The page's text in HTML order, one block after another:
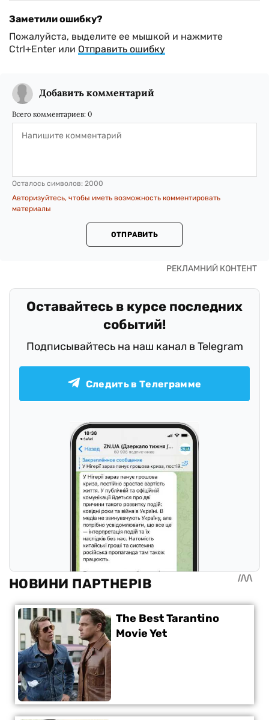
Заметили ошибку?
Пожалуйста, выделите ее мышкой и нажмите
Ctrl+Enter или Отправить ошибку
Добавить комментарий
Всего комментариев: 0
Осталось символов: 2000
Авторизуйтесь, чтобы иметь возможность комментировать
материалы
ОТПРАВИТЬ
Оставайтесь в курсе последних
событий!
Подписывайтесь на наш канал в Telegram
Следить в Телеграмме